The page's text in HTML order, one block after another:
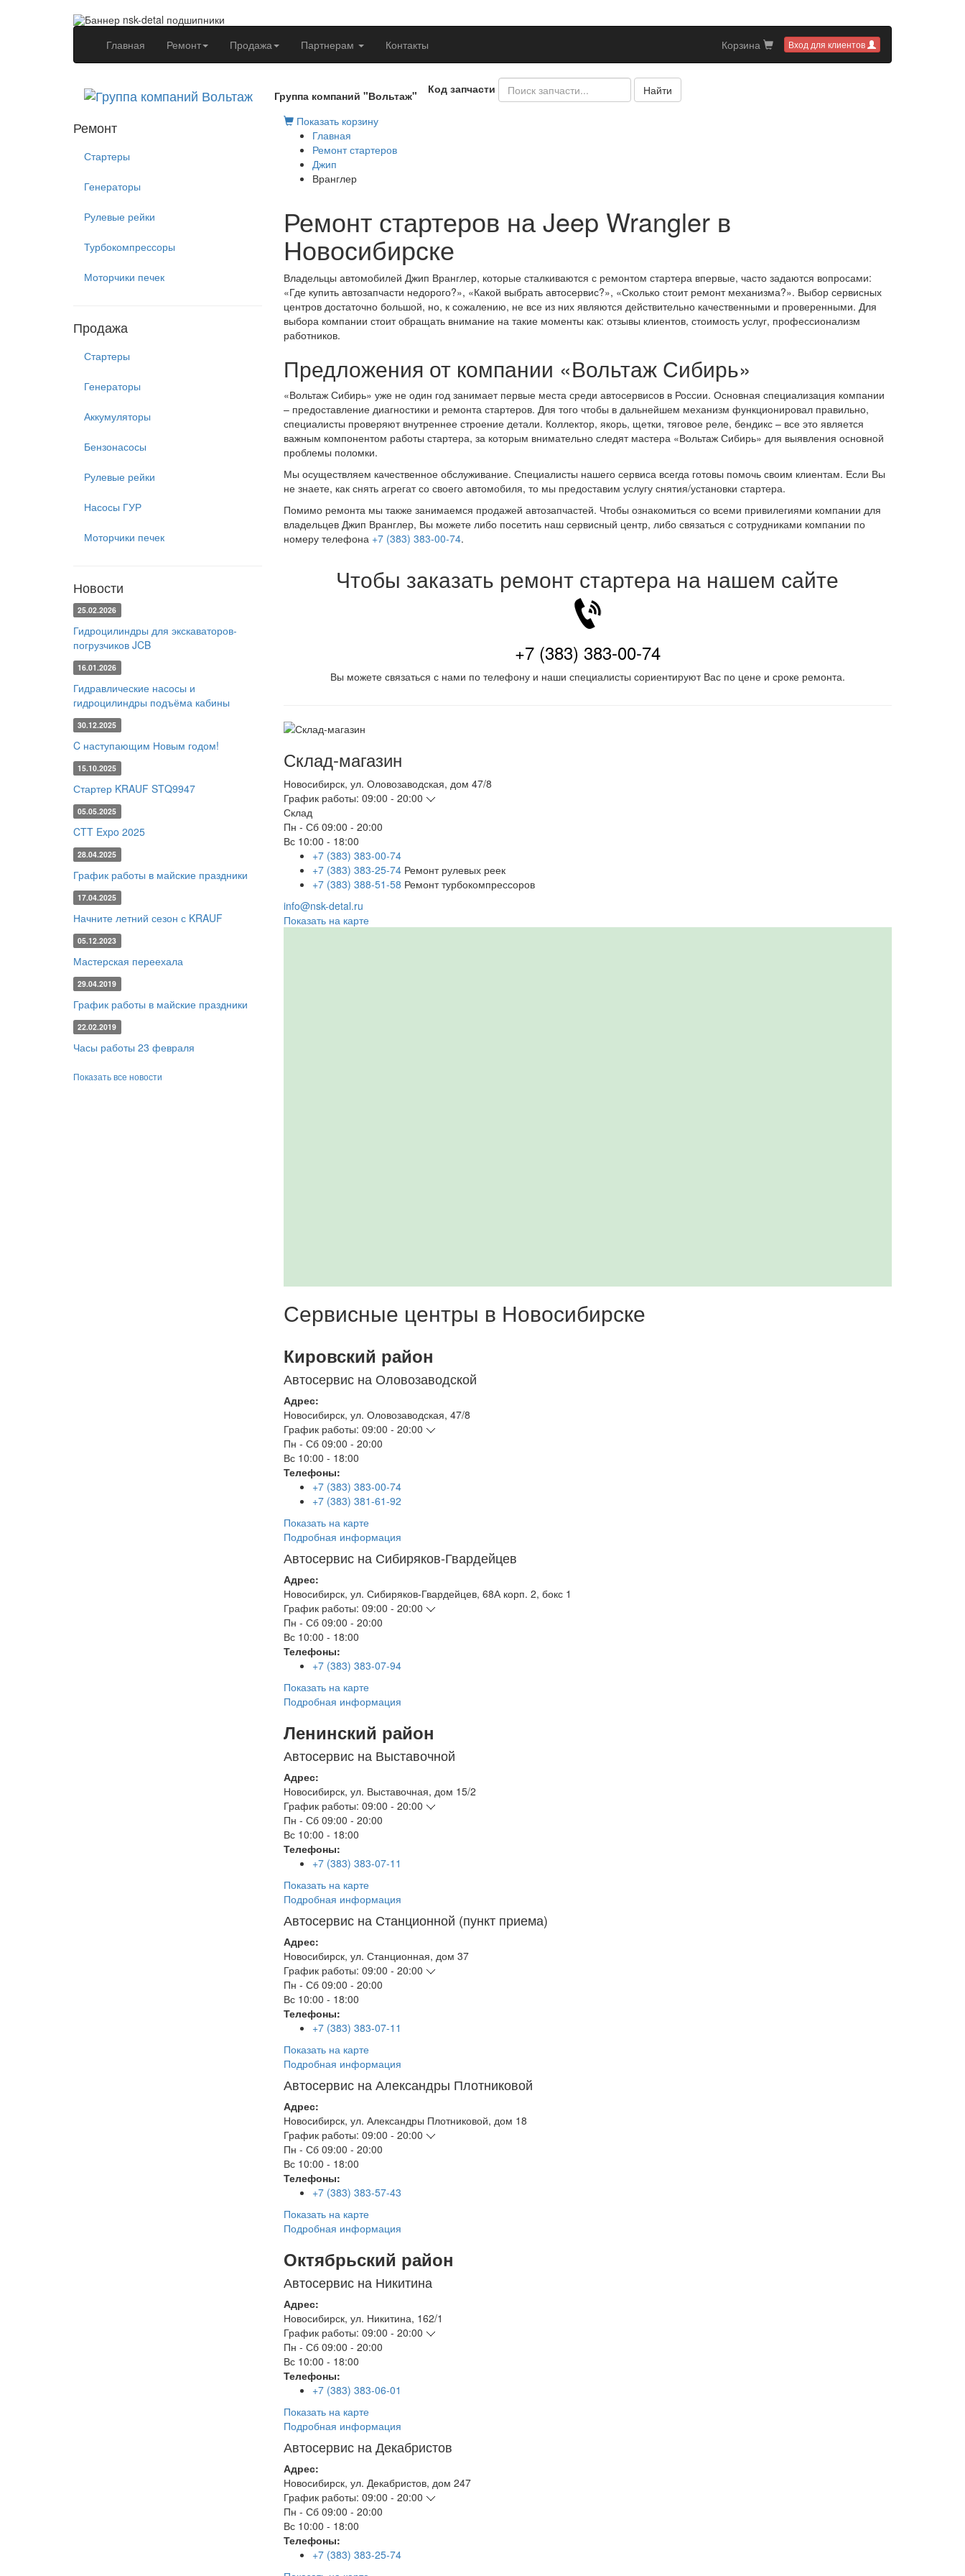
Главная (current)Ремонт Продажа Партнерам Контакты Вход для клиентов
Корзина
Группа компаний "Вольтаж"
Код запчасти Найти
Ремонт
Стартеры
Генераторы
Рулевые рейки
Турбокомпрессоры
Моторчики печек
Продажа
Стартеры
Генераторы
Аккумуляторы
Бензонасосы
Рулевые рейки
Насосы ГУР
Моторчики печек
Новости
25.02.2026
Гидроцилиндры для экскаваторов-
погрузчиков JCB
16.01.2026
Гидравлические насосы и
гидроцилиндры подъёма кабины
30.12.2025
C наступающим Новым годом!
15.10.2025
Стартер KRAUF STQ9947
05.05.2025
CTT Expo 2025
28.04.2025
График работы в майские праздники
17.04.2025
Начните летний сезон с KRAUF
05.12.2023
Мастерская переехала
29.04.2019
График работы в майские праздники
22.02.2019
Часы работы 23 февраля
Показать все новости
Показать корзину
Главная
Ремонт стартеров
Джип
Вранглер
Ремонт стартеров на Jeep Wrangler в
Новосибирске
Владельцы автомобилей Джип Вранглер, которые сталкиваются с ремонтом стартера впервые, часто задаются вопросами:
«Где купить автозапчасти недорого?», «Какой выбрать автосервис?», «Сколько стоит ремонт механизма?». Выбор сервисных
центров достаточно большой, но, к сожалению, не все из них являются действительно качественными и проверенными. Для
выбора компании стоит обращать внимание на такие моменты как: отзывы клиентов, стоимость услуг, профессионализм
работников.
Предложения от компании «Вольтаж Сибирь»
«Вольтаж Сибирь» уже не один год занимает первые места среди автосервисов в России. Основная специализация компании
– предоставление диагностики и ремонта стартеров. Для того чтобы в дальнейшем механизм функционировал правильно,
специалисты проверяют внутреннее строение детали. Коллектор, якорь, щетки, тяговое реле, бендикс – все это является
важным компонентом работы стартера, за которым внимательно следят мастера «Вольтаж Сибирь» для выявления основной
проблемы поломки.
Мы осуществляем качественное обслуживание. Специалисты нашего сервиса всегда готовы помочь своим клиентам. Если Вы
не знаете, как снять агрегат со своего автомобиля, то мы предоставим услугу снятия/установки стартера.
Помимо ремонта мы также занимаемся продажей автозапчастей. Чтобы ознакомиться со всеми привилегиями компании для
владельцев Джип Вранглер, Вы можете либо посетить наш сервисный центр, либо связаться с сотрудниками компании по
номеру телефона +7 (383) 383-00-74.
Чтобы заказать ремонт стартера на нашем сайте
+7 (383) 383-00-74
Вы можете связаться с нами по телефону и наши специалисты сориентируют Вас по цене и сроке ремонта.
Склад-магазин
Новосибирск, ул. Оловозаводская, дом 47/8
График работы: 09:00 - 20:00
Склад
Пн - Сб 09:00 - 20:00
Вс 10:00 - 18:00
+7 (383) 383-00-74
+7 (383) 383-25-74 Ремонт рулевых реек
+7 (383) 388-51-58 Ремонт турбокомпрессоров
info@nsk-detal.ru
Показать на карте
Сервисные центры в Новосибирске
Кировский район
Автосервис на Оловозаводской
Адрес:
Новосибирск, ул. Оловозаводская, 47/8
График работы: 09:00 - 20:00
Пн - Сб 09:00 - 20:00
Вс 10:00 - 18:00
Телефоны:
+7 (383) 383-00-74
+7 (383) 381-61-92
Показать на карте
Подробная информация
Автосервис на Сибиряков-Гвардейцев
Адрес:
Новосибирск, ул. Сибиряков-Гвардейцев, 68А корп. 2, бокс 1
График работы: 09:00 - 20:00
Пн - Сб 09:00 - 20:00
Вс 10:00 - 18:00
Телефоны:
+7 (383) 383-07-94
Показать на карте
Подробная информация
Ленинский район
Автосервис на Выставочной
Адрес:
Новосибирск, ул. Выставочная, дом 15/2
График работы: 09:00 - 20:00
Пн - Сб 09:00 - 20:00
Вс 10:00 - 18:00
Телефоны:
+7 (383) 383-07-11
Показать на карте
Подробная информация
Автосервис на Станционной (пункт приема)
Адрес:
Новосибирск, ул. Станционная, дом 37
График работы: 09:00 - 20:00
Пн - Сб 09:00 - 20:00
Вс 10:00 - 18:00
Телефоны:
+7 (383) 383-07-11
Показать на карте
Подробная информация
Автосервис на Александры Плотниковой
Адрес:
Новосибирск, ул. Александры Плотниковой, дом 18
График работы: 09:00 - 20:00
Пн - Сб 09:00 - 20:00
Вс 10:00 - 18:00
Телефоны:
+7 (383) 383-57-43
Показать на карте
Подробная информация
Октябрьский район
Автосервис на Никитина
Адрес:
Новосибирск, ул. Никитина, 162/1
График работы: 09:00 - 20:00
Пн - Сб 09:00 - 20:00
Вс 10:00 - 18:00
Телефоны:
+7 (383) 383-06-01
Показать на карте
Подробная информация
Автосервис на Декабристов
Адрес:
Новосибирск, ул. Декабристов, дом 247
График работы: 09:00 - 20:00
Пн - Сб 09:00 - 20:00
Вс 10:00 - 18:00
Телефоны:
+7 (383) 383-25-74